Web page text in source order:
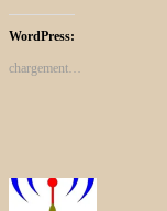
WordPress:
chargement…